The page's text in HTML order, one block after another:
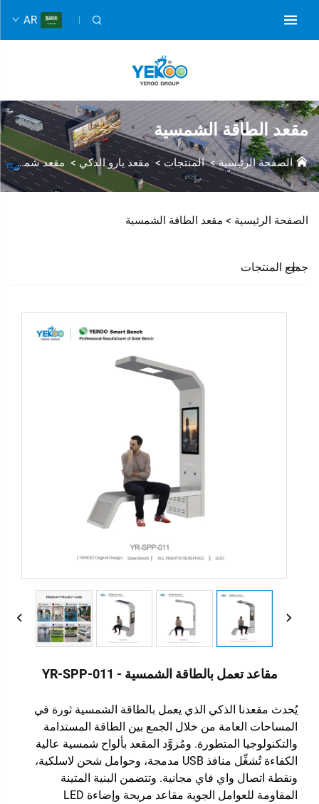
AR
مقعد الطاقة الشمسية
الصفحة الرئيسية>المنتجات>مقعد يارو الذكي > مقعد شمسي
الصفحة الرئيسية > مقعد الطاقة الشمسية
جميع المنتجات
مقاعد تعمل بالطاقة الشمسية - YR-SPP-011
يُحدث مقعدنا الذكي الذي يعمل بالطاقة الشمسية ثورة في
المساحات العامة من خلال الجمع بين الطاقة المستدامة
والتكنولوجيا المتطورة. ومُزوَّد المقعد بألواح شمسية عالية
الكفاءة تُشغِّل منافذ USB مدمجة، وحوامل شحن لاسلكية،
ونقطة اتصال واي فاي مجانية. وتتضمن البنية المتينة
المقاومة للعوامل الجوية مقاعد مريحة وإضاءة LED